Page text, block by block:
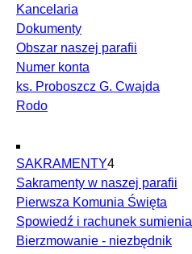
Kancelaria
Dokumenty
Obszar naszej parafii
Numer konta
ks. Proboszcz G. Cwajda
Rodo
SAKRAMENTY4
Sakramenty w naszej parafii
Pierwsza Komunia Święta
Spowiedź i rachunek sumienia
Bierzmowanie - niezbędnik